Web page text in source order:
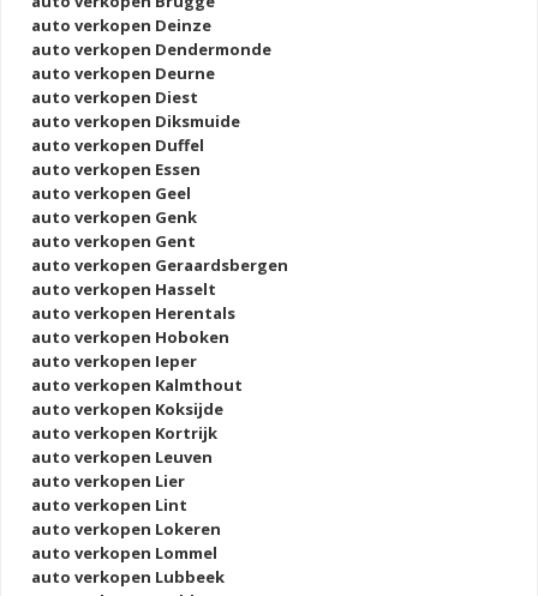
auto verkopen Deinze
auto verkopen Dendermonde
auto verkopen Deurne
auto verkopen Diest
auto verkopen Diksmuide
auto verkopen Duffel
auto verkopen Essen
auto verkopen Geel
auto verkopen Genk
auto verkopen Gent
auto verkopen Geraardsbergen
auto verkopen Hasselt
auto verkopen Herentals
auto verkopen Hoboken
auto verkopen Ieper
auto verkopen Kalmthout
auto verkopen Koksijde
auto verkopen Kortrijk
auto verkopen Leuven
auto verkopen Lier
auto verkopen Lint
auto verkopen Lokeren
auto verkopen Lommel
auto verkopen Lubbeek